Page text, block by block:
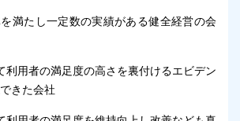
満たし一定数の実績がある健全経営の会
利用者の満足度の高さを裏付けるエビデン
きた会社